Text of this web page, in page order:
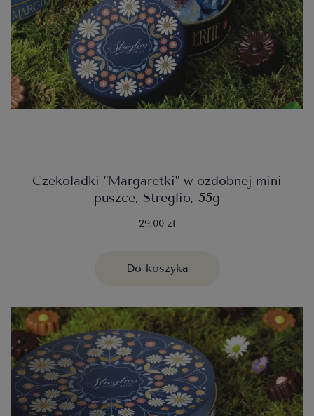
Czekoladki "Margaretki" w ozdobnej mini
puszce, Streglio, 55g
29,00 zł
Do koszyka